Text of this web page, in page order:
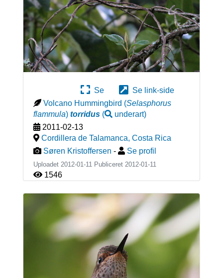
Se
Se link-side
Volcano Hummingbird (Selasphorus
flammula) torridus( underart)
2011-02-13
Cordillera de Talamanca, Costa Rica
Søren Kristoffersen - Se profil
Uploadet 2012-01-11 Publiceret 2012-01-11
1546